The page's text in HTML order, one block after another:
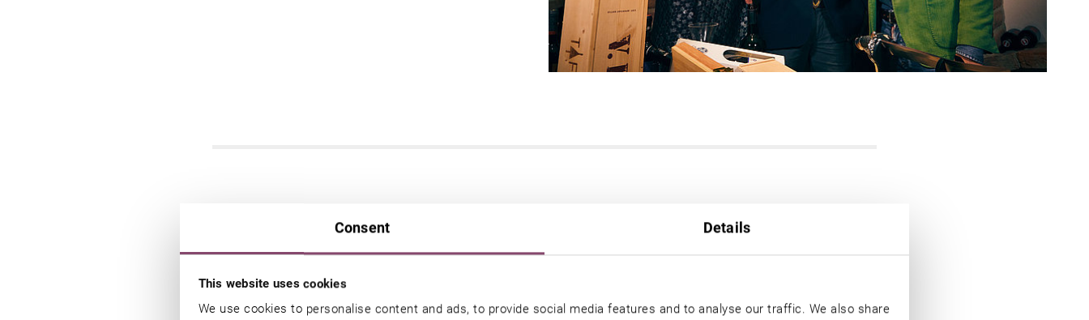
Consent Details
This website uses cookies
We use cookies to personalise content and ads, to provide social media features and to analyse our traffic. We also share
Adults Only "soft" - Jugendliche ab 10 Jahre
Es heißt, dass wir Kinder lieben – und die Eltern auch. Deshalb bieten wir den Großen genau das, was sie immer wieder